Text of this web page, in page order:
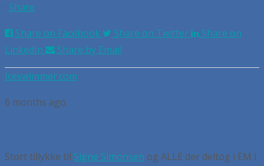
· Share
Share on Facebook
Share on Twitter
Share on
LinkedIn
Share by Email
Iceswimmer.com
6 months ago
Stort tillykke til Signe Simonsen og ALLE der deltog i EM i